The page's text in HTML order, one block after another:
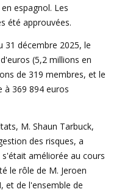
espagnol. Les
été approuvées.
31 décembre 2025, le
(5,2 millions en
de 319 membres, et le
à 369 894 euros
M. Shaun Tarbuck,
des risques, a
améliorée au cours
le rôle de M. Jeroen
et de l'ensemble de